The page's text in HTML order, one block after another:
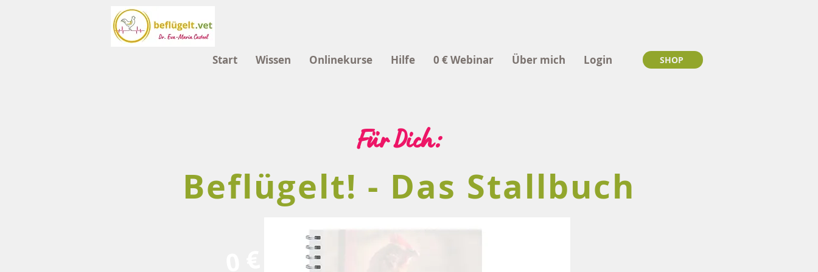
Start Wissen Onlinekurse Hilfe 0 € Webinar Über mich Login SHOP
Beflügelt! - Das Stallbuch
Für Dich: